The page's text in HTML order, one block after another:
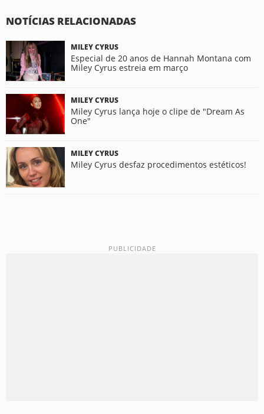
NOTÍCIAS RELACIONADAS
MILEY CYRUS
Especial de 20 anos de Hannah Montana com
Miley Cyrus estreia em março
MILEY CYRUS
Miley Cyrus lança hoje o clipe de "Dream As
One"
MILEY CYRUS
Miley Cyrus desfaz procedimentos estéticos!